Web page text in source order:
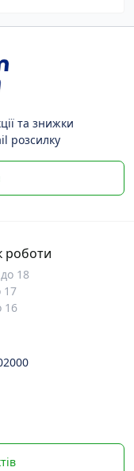
та знижки
розсилку
роботи
18
17
16